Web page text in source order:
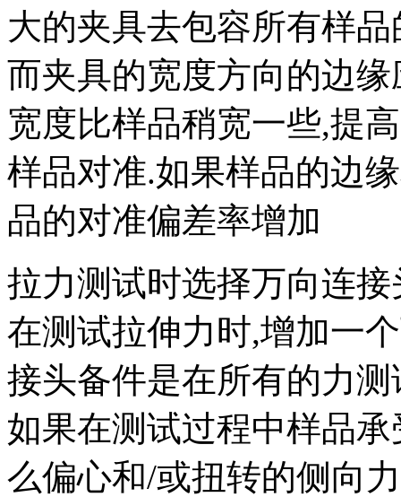
大的夹具去包容所有样品
而夹具的宽度方向的边
宽度比样品稍宽一些,提
样品对准.如果样品的边
品的对准偏差率增加
拉力测试时选择万向连接
在测试拉伸力时,增加一
接头备件是在所有的力
如果在测试过程中样品
么偏心和/或扭转的侧向